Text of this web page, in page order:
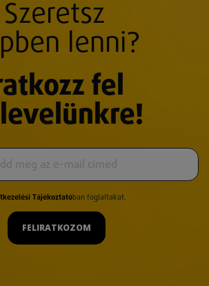
Szeretsz
lenni?
fel
Tájékoztatóban foglaltakat.
FELIRATKOZOM